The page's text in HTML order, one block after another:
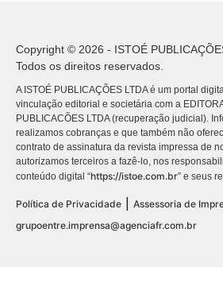
Copyright © 2026 - ISTOÉ
Todos os direitos reservados.
A ISTOÉ PUBLICAÇÕES LTDA é um portal
vinculação editorial e societária com a
PUBLICACÕES LTDA (recuperação judicial).
realizamos cobranças e que também não
contrato de assinatura da revista impressa de
autorizamos terceiros a fazê-lo, nos
conteúdo digital “https://istoe.com.br” e seus
Política de Privacidade
Assessoria de
grupoentre.imprensa@agenciafr.com.br